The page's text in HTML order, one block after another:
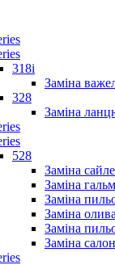
318i
Заміна
328
Заміна
528
Заміна
Заміна
Заміна
Заміна
Заміна
Заміна